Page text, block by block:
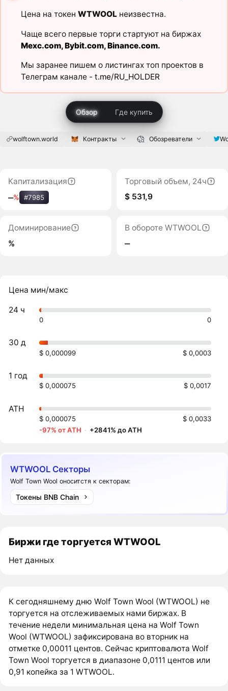
Цена на токен WTWOOLнеизвестна.
Чаще всего первые торги стартуют на биржах
Mexc.com,Bybit.com,Binance.com.
Мы заранее пишем о листингах топ проектов в
Телеграм канале - t.me/RU_HOLDER
Обзор Где купить
wolftown.world Контракты Обозреватели
Капитализация
‒% #7985
Торговый объем, 24ч
$ 531,9
Доминирование
%
В обороте WTWOOL
‒
Цена мин/макс
24 ч
0 0
30 д
$ 0,000099 $ 0,0003
1 год
$ 0,000075 $ 0,0017
ATH
$ 0,000075
$ 0,0033
-97% от ATH · +2841% до ATH
WTWOOL Секторы
Wolf Town Wool оноситстя к секторам:
Токены BNB Chain
Биржи где торгуется WTWOOL
Нет данных
К сегодняшнему дню Wolf Town Wool (WTWOOL) не
торгуется на отслеживаемых нами биржах. В
течение недели минимальная цена на Wolf Town
Wool (WTWOOL) зафиксирована во вторник на
отметке 0,00011 центов. Сейчас криптовалюта Wolf
Town Wool торгуется в диапазоне 0,0111 центов или
0,91 копейка за 1 WTWOOL.